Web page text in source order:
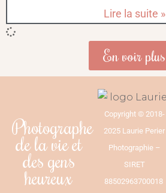
Lire la suite »
En voir plus
Photographe
de la vie et
des gens
heureux
Copyright © 2018-
2025 Laurie Perier
Photographie –
SIRET
88502963700018